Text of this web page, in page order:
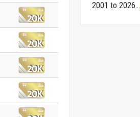
2001 to 2026...